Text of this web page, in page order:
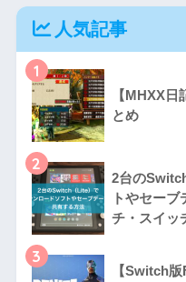
人気記事
1
【MHXX
とめ
2
2台の
トやセー
チ・スイッ
3
【Switch